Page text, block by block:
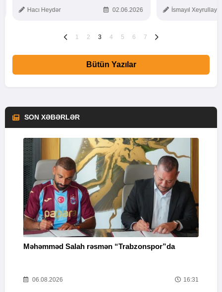
Hacı Heydər 02.06.2026 İsmayıl
1 2 3 4 5 6 7
Bütün Yazılar
SON XƏBƏRLƏR
Məhəmməd Salah rəsmən “Trabzonspor”da
06.08.2026 16:31